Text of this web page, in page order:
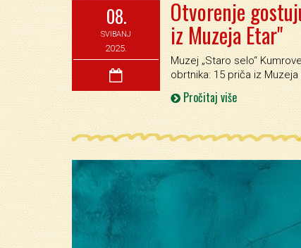
08.
SVIBANJ
2025.
Otvorenje
iz Muzeja Etar"
Muzej „Staro selo“
obrtnika: 15 priča iz
Pročitaj više